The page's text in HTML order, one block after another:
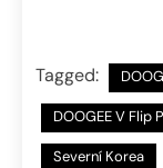
Tagged:
DOOGEE V Flip
Severní Korea